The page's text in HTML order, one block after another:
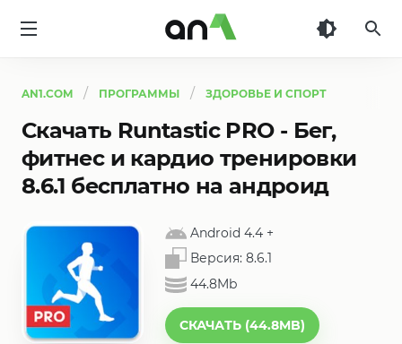
AN1.COM ПРОГРАММЫ ЗДОРОВЬЕ И СПОРТ
Скачать Runtastic PRO - Бег,
фитнес и кардио тренировки
8.6.1 бесплатно на андроид
Android 4.4 +
Версия: 8.6.1
44.8Mb
СКАЧАТЬ (44.8MB)